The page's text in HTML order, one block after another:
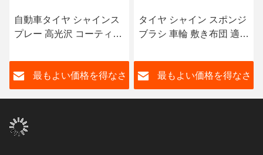
自動車タイヤ シャインス
プレー 高光沢 コーティン
イール クリーナー スプレ
ー可能 超光沢
最もよい価格を得なさ
タイヤ シャイン スポンジ
ブラシ 車輪 敷き布団 適用
ケア ワックス パッド 詳細
最もよい価格を得なさ